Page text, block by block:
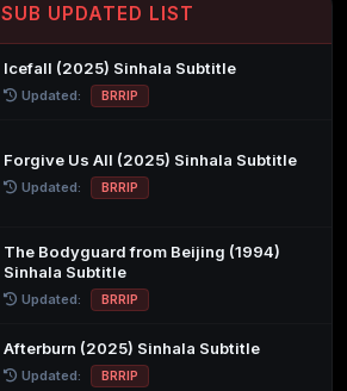
SUB UPDATED LIST
Icefall (2025) Sinhala Subtitle
Updated: BRRIP
Forgive Us All (2025) Sinhala Subtitle
Updated: BRRIP
The Bodyguard from Beijing (1994)
Sinhala Subtitle
Updated: BRRIP
Afterburn (2025) Sinhala Subtitle
Updated: BRRIP